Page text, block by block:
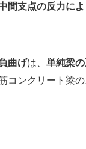
間支点の反力に
曲げは、 単純梁
コンクリート梁